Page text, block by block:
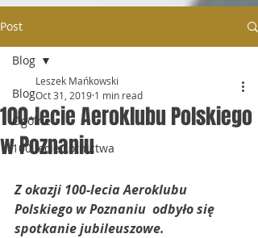
Post
Blog
Ogólne
100 lecie Lotnictwa
Blog
100-lecie Aeroklubu Polskiego
w Poznaniu
Leszek Mańkowski
Oct 31, 2019 1 min read
Z okazji 100-lecia Aeroklubu
Polskiego w Poznaniu  odbyło się
spotkanie jubileuszowe.